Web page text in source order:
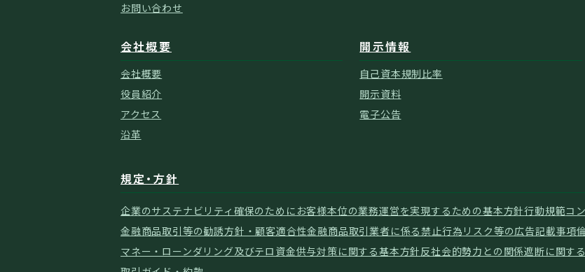
お問い合わせ
会社概要
会社概要
役員紹介
アクセス
沿革
開示情報
自己資本規制比率
開示資料
電子公告
規定・方針
企業のサステナビリティ確保のために お客様本位の業務運営を実現するための基本方針行動規範コ
金融商品取引等の勧誘方針・顧客適合性金融商品取引業者に係る禁止行為リスク等の広告記載事項
マネー・ローンダリング及びテロ資金供与対策に関する基本方針反社会的勢力との関係遮断に関す